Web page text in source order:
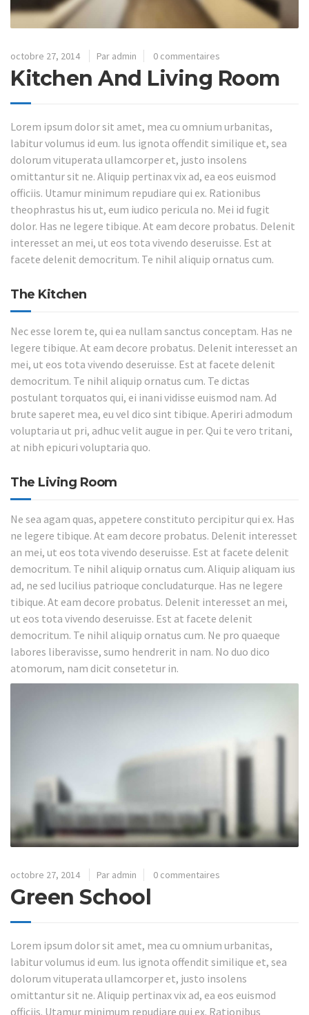
octobre 27, 2014 Par admin 0 commentaires
Kitchen And Living Room
Lorem ipsum dolor sit amet, mea cu omnium urbanitas,
labitur volumus id eum. Ius ignota offendit similique et, sea
dolorum vituperata ullamcorper et, justo insolens
omittantur sit ne. Aliquip pertinax vix ad, ea eos euismod
officiis. Utamur minimum repudiare qui ex. Rationibus
theophrastus his ut, eum iudico pericula no. Mei id fugit
dolor. Has ne legere tibique. At eam decore probatus. Delenit
interesset an mei, ut eos tota vivendo deseruisse. Est at
facete delenit democritum. Te nihil aliquip ornatus cum.
The Kitchen
Nec esse lorem te, qui ea nullam sanctus conceptam. Has ne
legere tibique. At eam decore probatus. Delenit interesset an
mei, ut eos tota vivendo deseruisse. Est at facete delenit
democritum. Te nihil aliquip ornatus cum. Te dictas
postulant torquatos qui, ei inani vidisse euismod nam. Ad
brute saperet mea, eu vel dico sint tibique. Aperiri admodum
voluptaria ut pri, adhuc velit augue in per. Qui te vero tritani,
at nibh epicuri voluptaria quo.
The Living Room
Ne sea agam quas, appetere constituto percipitur qui ex. Has
ne legere tibique. At eam decore probatus. Delenit interesset
an mei, ut eos tota vivendo deseruisse. Est at facete delenit
democritum. Te nihil aliquip ornatus cum. Aliquip aliquam ius
ad, ne sed lucilius patrioque concludaturque. Has ne legere
tibique. At eam decore probatus. Delenit interesset an mei,
ut eos tota vivendo deseruisse. Est at facete delenit
democritum. Te nihil aliquip ornatus cum. Ne pro quaeque
labores liberavisse, sumo hendrerit in nam. No duo dico
atomorum, nam dicit consetetur in.
octobre 27, 2014 Par admin 0 commentaires
Green School
Lorem ipsum dolor sit amet, mea cu omnium urbanitas,
labitur volumus id eum. Ius ignota offendit similique et, sea
dolorum vituperata ullamcorper et, justo insolens
omittantur sit ne. Aliquip pertinax vix ad, ea eos euismod
officiis. Utamur minimum repudiare qui ex. Rationibus